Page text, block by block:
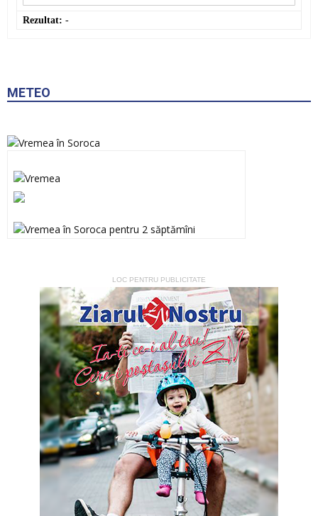
Rezultat: -
METEO
LOC PENTRU PUBLICITATE